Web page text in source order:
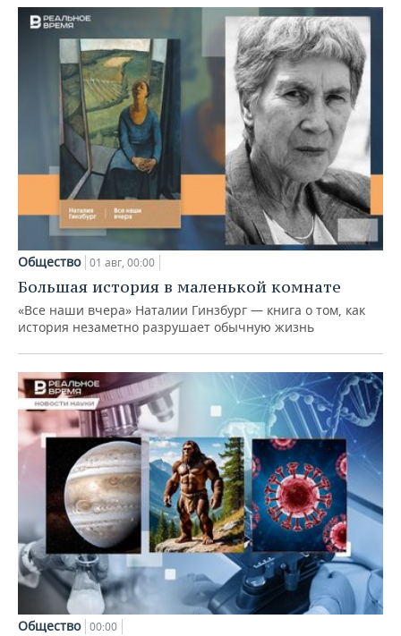
Общество 01 авг, 00:00
Большая история в маленькой комнате
«Все наши вчера» Наталии Гинзбург — книга о том, как
история незаметно разрушает обычную жизнь
Общество 00:00